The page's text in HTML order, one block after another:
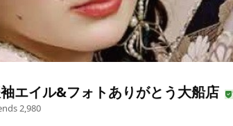
エイル&フォトありがとう大船店
2,980